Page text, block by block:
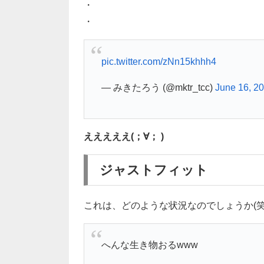
・
・
pic.twitter.com/zNn15khhh4
— みきたろう (@mktr_tcc) June 16,
えええええ(；∀； )
ジャストフィット
これは、どのような状況なのでしょうか(
へんな生き物おるwww